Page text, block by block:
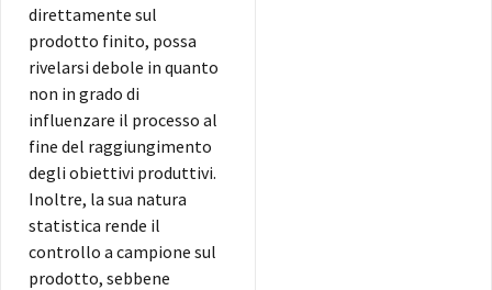
direttamente sul
prodotto finito, possa
rivelarsi debole in quanto
non in grado di
influenzare il processo al
fine del raggiungimento
degli obiettivi produttivi.
Inoltre, la sua natura
statistica rende il
controllo a campione sul
prodotto, sebbene